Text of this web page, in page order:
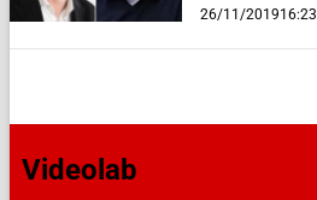
26/11/201916:23
Videolab